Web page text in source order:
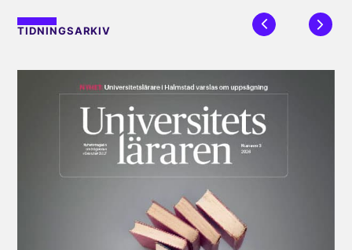
TIDNINGSARKIV